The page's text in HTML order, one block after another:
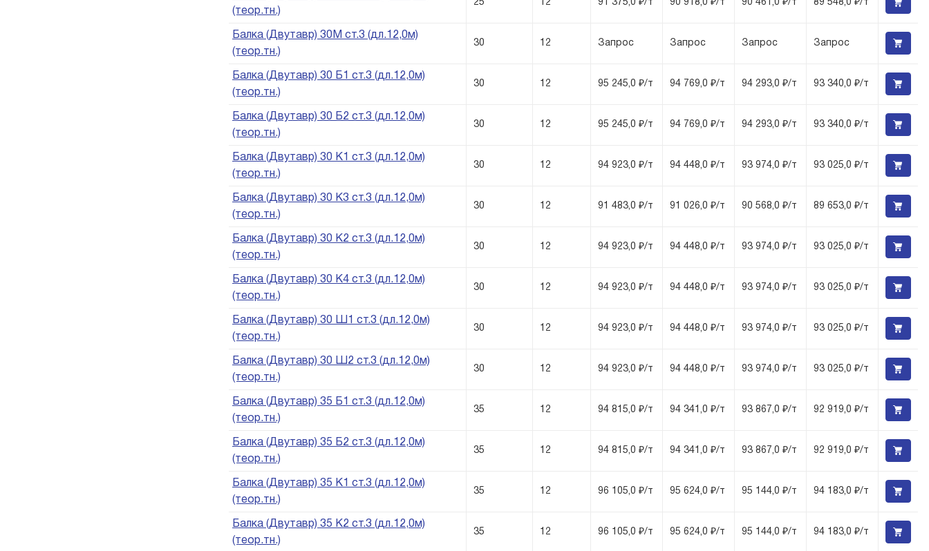
(теор.тн.)
25 12 91 375,0 ₽/т 90 918,0 ₽/т 90 461,0 ₽/т 89 548,0 ₽/т
Балка (Двутавр) 30М ст.3 (дл.12,0м)
(теор.тн.)
30 12 Запрос Запрос Запрос Запрос
Балка (Двутавр) 30 Б1 ст.3 (дл.12,0м)
(теор.тн.)
30 12 95 245,0 ₽/т 94 769,0 ₽/т 94 293,0 ₽/т 93 340,0 ₽/т
Балка (Двутавр) 30 Б2 ст.3 (дл.12,0м)
(теор.тн.)
30 12 95 245,0 ₽/т 94 769,0 ₽/т 94 293,0 ₽/т 93 340,0 ₽/т
Балка (Двутавр) 30 К1 ст.3 (дл.12,0м)
(теор.тн.)
30 12 94 923,0 ₽/т 94 448,0 ₽/т 93 974,0 ₽/т 93 025,0 ₽/т
Балка (Двутавр) 30 К3 ст.3 (дл.12,0м)
(теор.тн.)
30 12 91 483,0 ₽/т 91 026,0 ₽/т 90 568,0 ₽/т 89 653,0 ₽/т
Балка (Двутавр) 30 К2 ст.3 (дл.12,0м)
(теор.тн.)
30 12 94 923,0 ₽/т 94 448,0 ₽/т 93 974,0 ₽/т 93 025,0 ₽/т
Балка (Двутавр) 30 К4 ст.3 (дл.12,0м)
(теор.тн.)
30 12 94 923,0 ₽/т 94 448,0 ₽/т 93 974,0 ₽/т 93 025,0 ₽/т
Балка (Двутавр) 30 Ш1 ст.3 (дл.12,0м)
(теор.тн.)
30 12 94 923,0 ₽/т 94 448,0 ₽/т 93 974,0 ₽/т 93 025,0 ₽/т
Балка (Двутавр) 30 Ш2 ст.3 (дл.12,0м)
(теор.тн.)
30 12 94 923,0 ₽/т 94 448,0 ₽/т 93 974,0 ₽/т 93 025,0 ₽/т
Балка (Двутавр) 35 Б1 ст.3 (дл.12,0м)
(теор.тн.)
35 12 94 815,0 ₽/т 94 341,0 ₽/т 93 867,0 ₽/т 92 919,0 ₽/т
Балка (Двутавр) 35 Б2 ст.3 (дл.12,0м)
(теор.тн.)
35 12 94 815,0 ₽/т 94 341,0 ₽/т 93 867,0 ₽/т 92 919,0 ₽/т
Балка (Двутавр) 35 К1 ст.3 (дл.12,0м)
(теор.тн.)
35 12 96 105,0 ₽/т 95 624,0 ₽/т 95 144,0 ₽/т 94 183,0 ₽/т
Балка (Двутавр) 35 К2 ст.3 (дл.12,0м)
(теор.тн.)
35 12 96 105,0 ₽/т 95 624,0 ₽/т 95 144,0 ₽/т 94 183,0 ₽/т